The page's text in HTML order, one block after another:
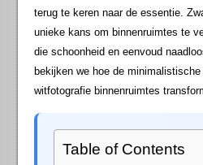
terug te keren naar de essentie.
unieke kans om binnenruimtes te
die schoonheid en eenvoud
bekijken we hoe de
witfotografie binnenruimtes
Table of Contents